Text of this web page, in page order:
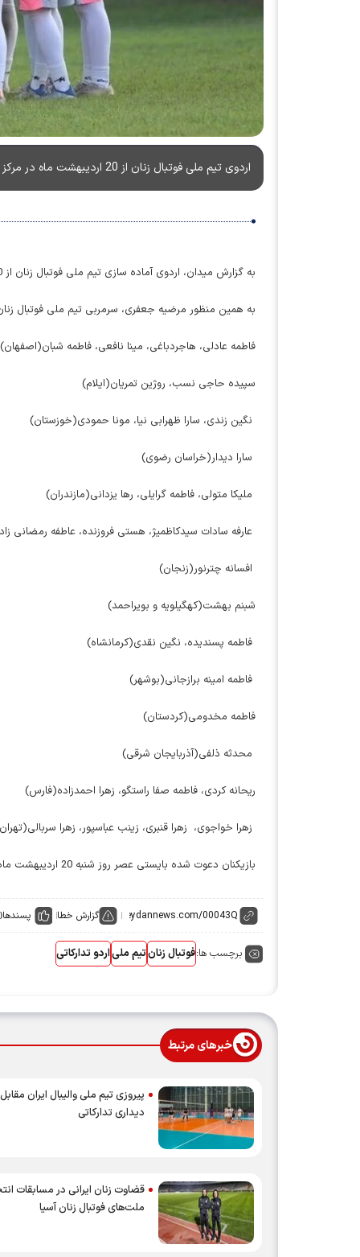
اردوی تیم ملی فوتبال زنان از 20 اردیبهشت ماه در مرکز ملی فوتبال آغاز می شود.
به گزارش میدان، اردوی آماده سازی تیم ملی فوتبال زنان از 20 تا 27 اردیبهشت ماه در مرکز ملی فوتبال برگزار می‌شود.
به همین منظور مرضیه جعفری، سرمربی تیم ملی فوتبال
فاطمه عادلی، هاجردباغی، مینا نافعی، فاطمه شبان(اصفهان)
سپیده حاجی نسب، روژین تمریان(ایلام)
نگین زندی، سارا ظهرابی نیا، مونا حمودی(خوزستان)
سارا دیدار(خراسان رضوی)
ملیکا متولی، فاطمه گرایلی، رها یزدانی(مازندران)
عارفه سادات سیدکاظمیژ، هستی فروزنده، عاطفه رمضانی
افسانه چترنور(زنجان)
شبنم بهشت(کهگیلویه و بویراحمد)
فاطمه پسندیده، نگین نقدی(کرمانشاه)
فاطمه امینه برازجانی(بوشهر)
فاطمه مخدومی(کردستان)
محدثه ذلفی(آذربایجان شرقی)
ریحانه کردی، فاطمه صفا راستگو، زهرا احمدزاده(فارس)
زهرا خواجوی، زهرا قنبری، زینب عباسپور، زهرا
بازیکنان دعوت شده بایستی عصر روز شنبه 20 اردیبهشت ماه خود در هتل آکادمی ملی فوتبال به کادر فنی معرفی کنند.
گزارش خطا پسندها
برچسب ها:فوتبال زنانتیم ملیاردو تدارکاتی
خبرهای مرتبط
پیروزی تیم ملی والیبال ایران
دیداری تدارکاتی
قضاوت زنان ایرانی در مسابقات
ملت‌های فوتبال زنان آسیا